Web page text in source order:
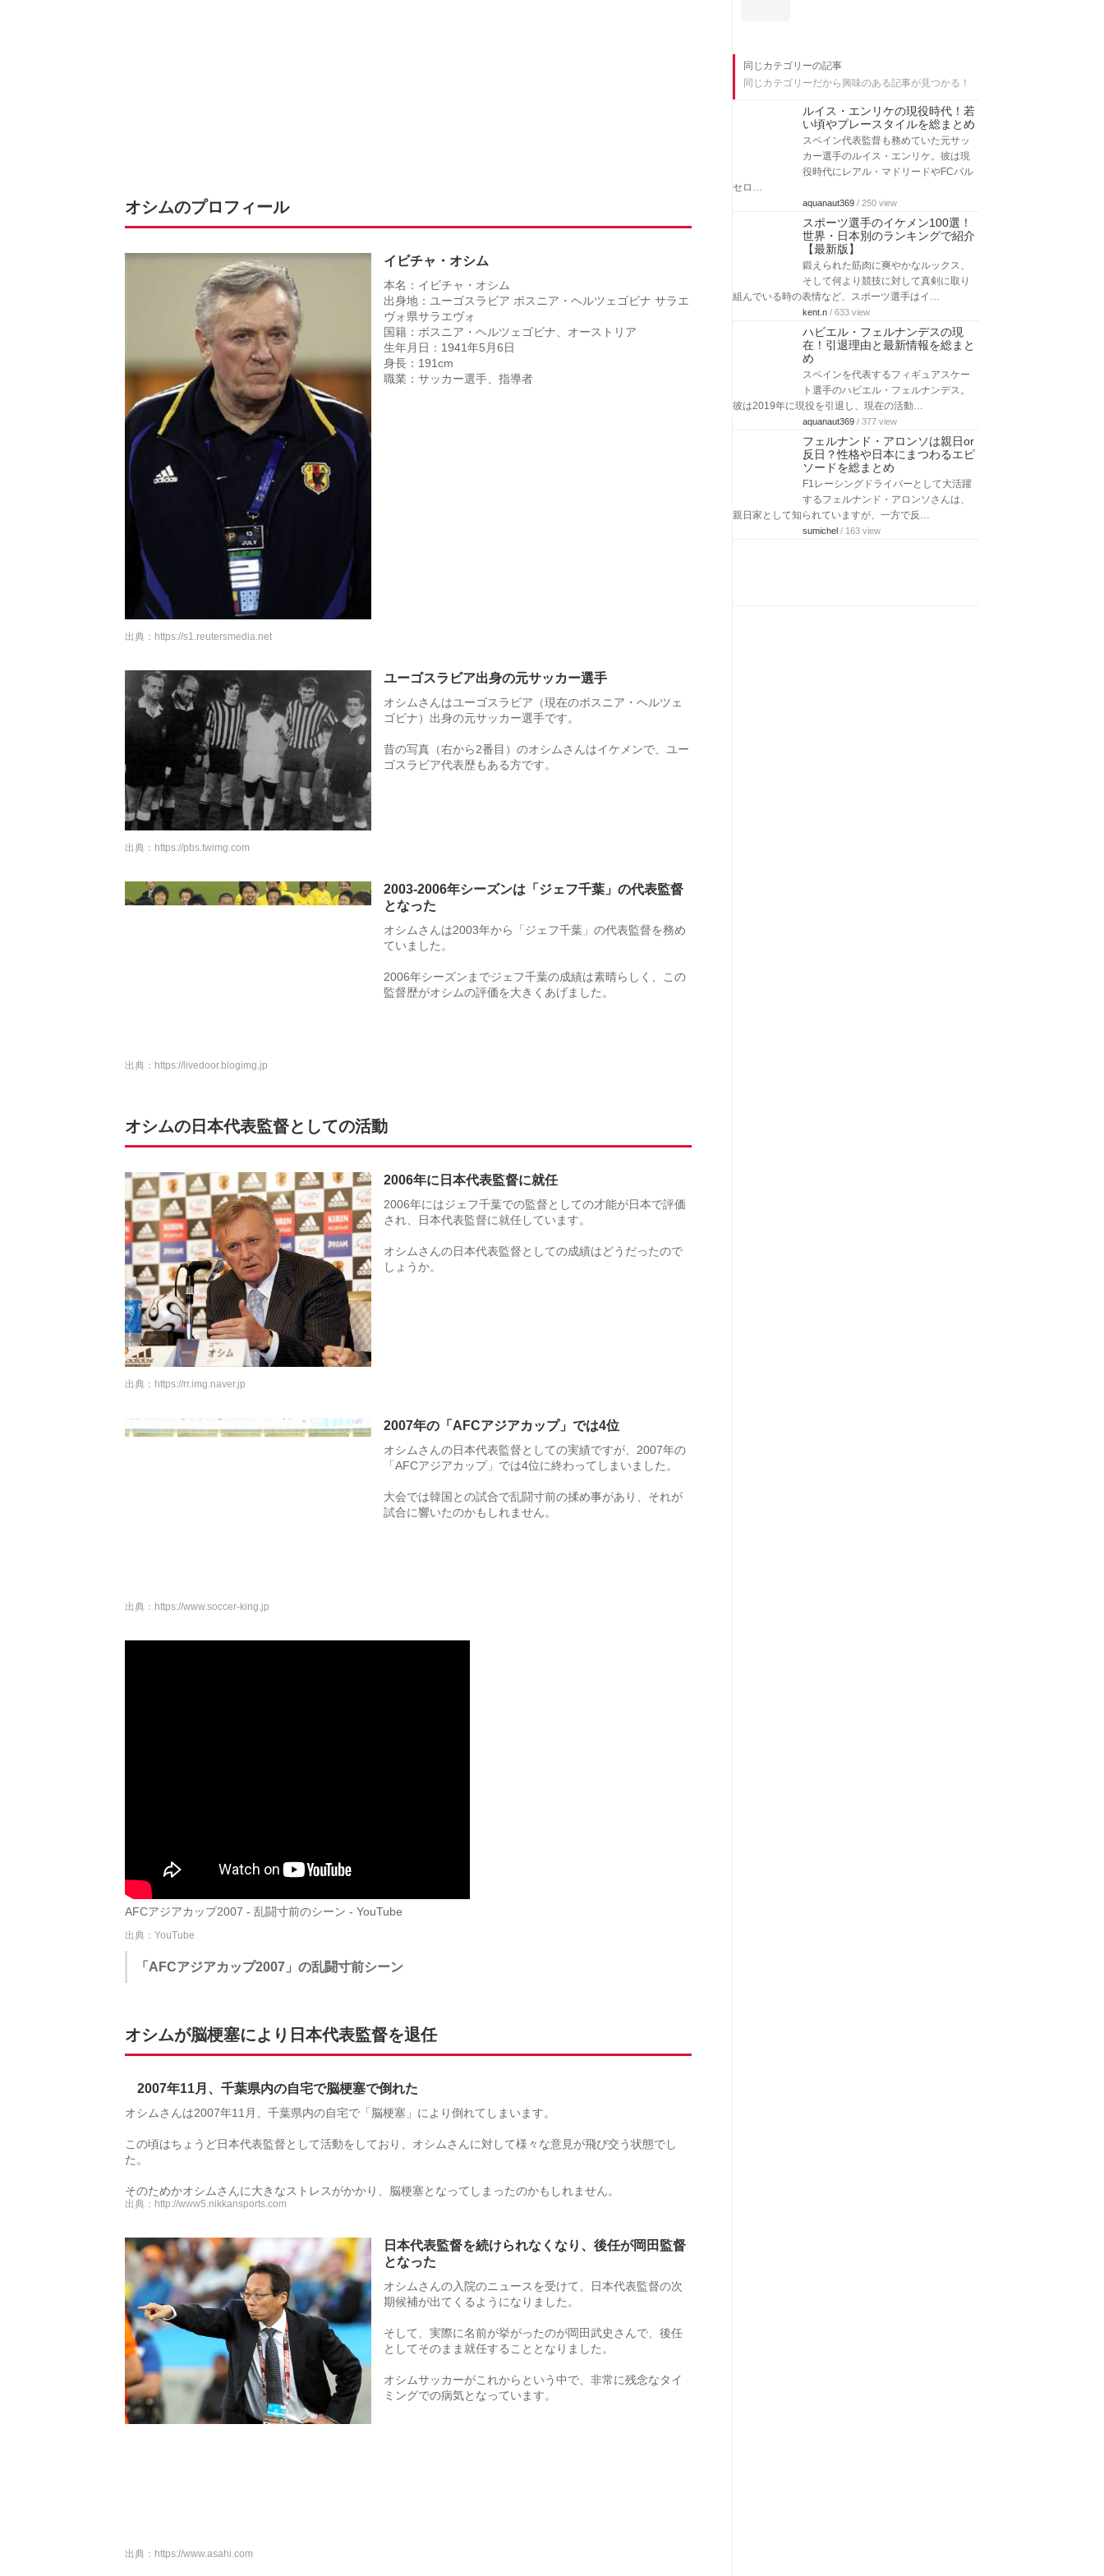
オシムのプロフィール
イビチャ・オシム
本名：イビチャ・オシム
出身地：ユーゴスラビア ボスニア・ヘルツェゴビナ サラエ
ヴォ県サラエヴォ
国籍：ボスニア・ヘルツェゴビナ、オーストリア
生年月日：1941年5月6日
身長：191cm
職業：サッカー選手、指導者
出典： https://s1.reutersmedia.net
ユーゴスラビア出身の元サッカー選手
オシムさんはユーゴスラビア（現在のボスニア・ヘルツェ
ゴビナ）出身の元サッカー選手です。
昔の写真（右から2番目）のオシムさんはイケメンで、ユー
ゴスラビア代表歴もある方です。
出典： https://pbs.twimg.com
2003-2006年シーズンは「ジェフ千葉」の代表監督
となった
オシムさんは2003年から「ジェフ千葉」の代表監督を務め
ていました。
2006年シーズンまでジェフ千葉の成績は素晴らしく、この
監督歴がオシムの評価を大きくあげました。
出典： https://livedoor.blogimg.jp
オシムの日本代表監督としての活動
2006年に日本代表監督に就任
2006年にはジェフ千葉での監督としての才能が日本で評価
され、日本代表監督に就任しています。
オシムさんの日本代表監督としての成績はどうだったので
しょうか。
出典： https://rr.img.naver.jp
2007年の「AFCアジアカップ」では4位
オシムさんの日本代表監督としての実績ですが、2007年の
「AFCアジアカップ」では4位に終わってしまいました。
大会では韓国との試合で乱闘寸前の揉め事があり、それが
試合に響いたのかもしれません。
出典： https://www.soccer-king.jp
AFCアジアカップ2007 - 乱闘寸前のシーン - YouTube
出典：YouTube
「AFCアジアカップ2007」の乱闘寸前シーン
オシムが脳梗塞により日本代表監督を退任
2007年11月、千葉県内の自宅で脳梗塞で倒れた
オシムさんは2007年11月、千葉県内の自宅で「脳梗塞」により倒れてしまいます。
この頃はちょうど日本代表監督として活動をしており、オシムさんに対して様々な意見が飛び交う状態でし
た。
そのためかオシムさんに大きなストレスがかかり、脳梗塞となってしまったのかもしれません。
出典： http://www5.nikkansports.com
日本代表監督を続けられなくなり、後任が岡田監督
となった
オシムさんの入院のニュースを受けて、日本代表監督の次
期候補が出てくるようになりました。
そして、実際に名前が挙がったのが岡田武史さんで、後任
としてそのまま就任することとなりました。
オシムサッカーがこれからという中で、非常に残念なタイ
ミングでの病気となっています。
出典： https://www.asahi.com
同じカテゴリーの記事
同じカテゴリーだから興味のある記事が見つかる！
ルイス・エンリケの現役時代！若
い頃やプレースタイルを総まとめ
スペイン代表監督も務めていた元サッ
カー選手のルイス・エンリケ。彼は現
役時代にレアル・マドリードやFCバル
スポーツ選手のイケメン100選！
世界・日本別のランキングで紹介
【最新版】
鍛えられた筋肉に爽やかなルックス、
そして何より競技に対して真剣に取り
組んでいる時の表情など、スポーツ選手はイ…